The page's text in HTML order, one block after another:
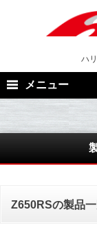
ハ
メニュー
Z650RSの製品